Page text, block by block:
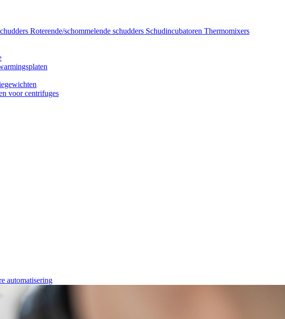
Roterende/schommelende schudders Schudincubatoren Thermomixers
voor centrifuges
automatisering